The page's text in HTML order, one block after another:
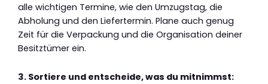
alle wichtigen Termine, wie den Umzugstag, die
Abholung und den Liefertermin. Plane auch genug
Zeit für die Verpackung und die Organisation deiner
Besitztümer ein.
3. Sortiere und entscheide, was du mitnimmst: